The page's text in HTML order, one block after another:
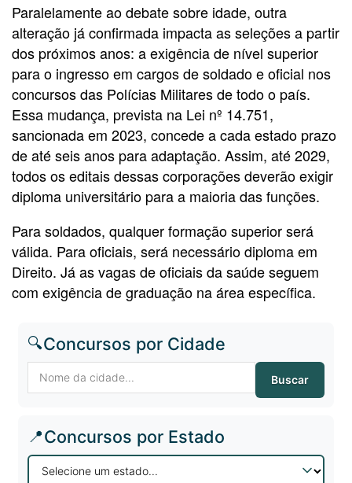
Paralelamente ao debate sobre idade, outra
alteração já confirmada impacta as seleções a partir
dos próximos anos: a exigência de nível superior
para o ingresso em cargos de soldado e oficial nos
concursos das Polícias Militares de todo o país.
Essa mudança, prevista na Lei nº 14.751,
sancionada em 2023, concede a cada estado prazo
de até seis anos para adaptação. Assim, até 2029,
todos os editais dessas corporações deverão exigir
diploma universitário para a maioria das funções.
Para soldados, qualquer formação superior será
válida. Para oficiais, será necessário diploma em
Direito. Já as vagas de oficiais da saúde seguem
com exigência de graduação na área específica.
🔍Concursos por Cidade
Buscar
📍Concursos por Estado